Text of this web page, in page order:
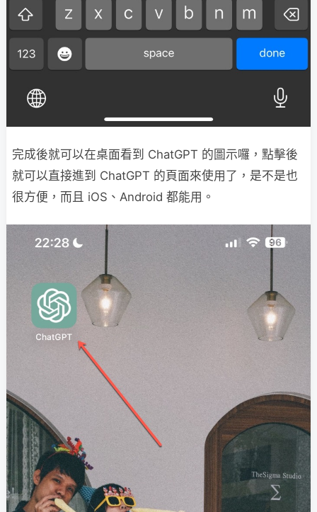
完成後就可以在桌面看到 ChatGPT 的圖示囉，點擊後
就可以直接進到 ChatGPT 的頁面來使用了，是不是也
很方便，而且 iOS、Android 都能用。